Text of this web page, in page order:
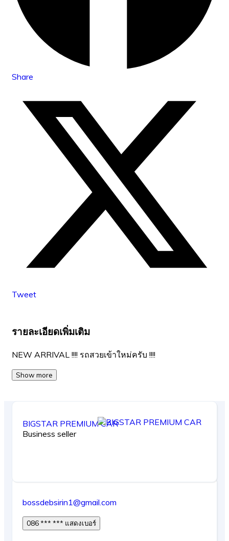
Share
Tweet
รายละเอียดเพิ่มเติม
NEW ARRIVAL !!!! รถสวยเข้าใหม่ครับ !!!!
Show more
BIGSTAR PREMIUM CAR
Business seller
bossdebsirin1@gmail.com
086 *** *** แสดงเบอร์